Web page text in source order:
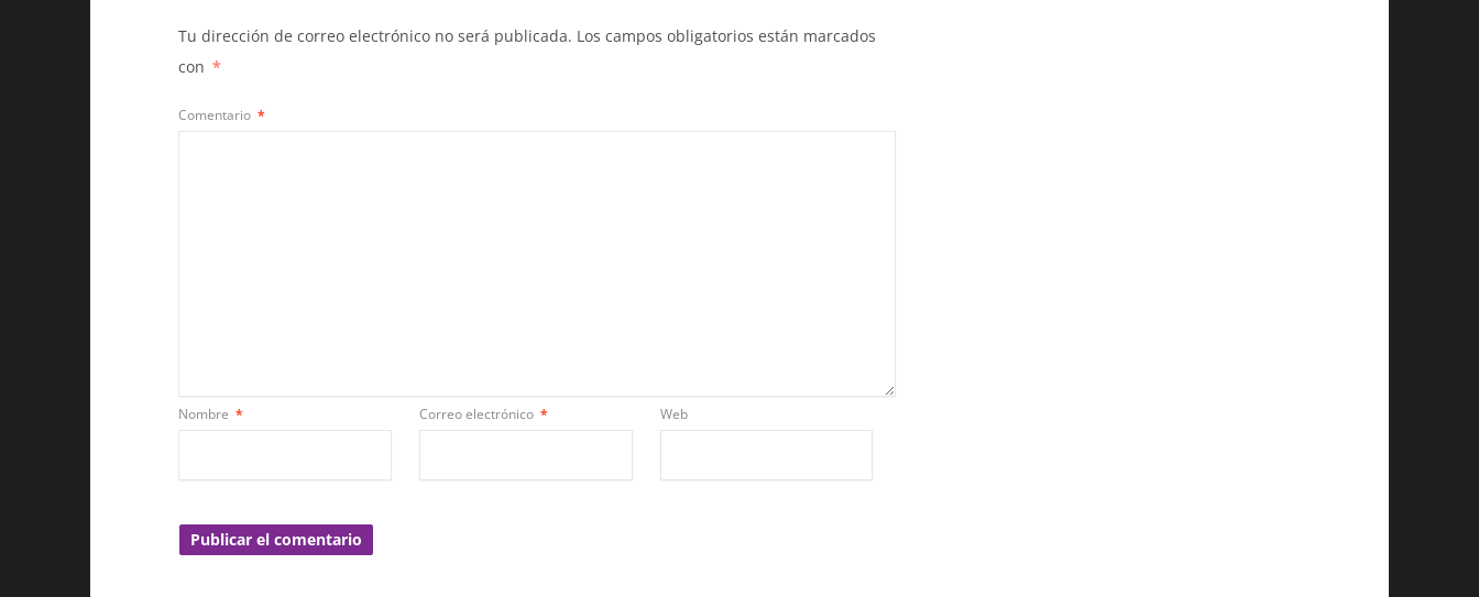
Tu dirección de correo electrónico no será publicada. Los campos obligatorios están marcados
con *
Comentario *
Nombre * Correo electrónico * Web